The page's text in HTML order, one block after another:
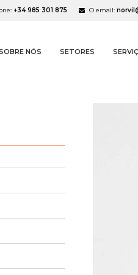
+34 985 301 875 O email:
NÓS SETORES